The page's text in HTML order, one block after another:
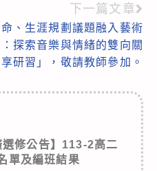
下一篇文章
、生涯規劃議題融入藝術
探索音樂與情緒的雙向關
研習」，敬請教師參加。
選修公告】113-2高二
單及編班結果